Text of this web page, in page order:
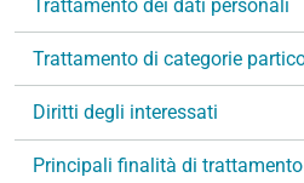
i
a
Trattamento dei dati personali
Trattamento di categorie
Diritti degli interessati
Principali finalità di